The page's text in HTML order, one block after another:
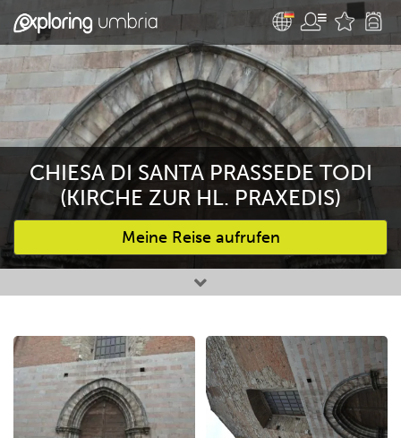
CHIESA DI SANTA PRASSEDE TODI
(KIRCHE ZUR HL. PRAXEDIS)
Meine Reise aufrufen
Bevorzugte Aktivitäten